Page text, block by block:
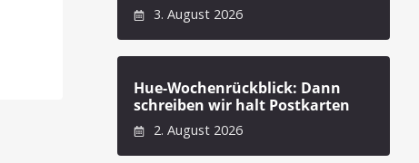
3. August 2026
Hue-Wochenrückblick: Dann
schreiben wir halt Postkarten
2. August 2026